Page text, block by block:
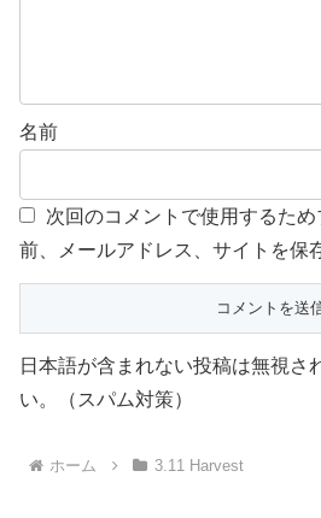
名前
次回のコメントで使用するた
前、メールアドレス、サイトを保
日本語が含まれない投稿は無視さ
い。（スパム対策）
ホーム 3.11 Harvest